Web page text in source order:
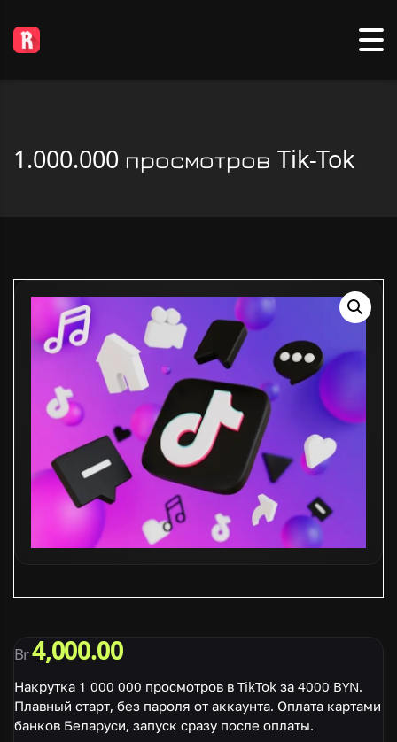
1.000.000 просмотров Tik-Tok
Br4,000.00
Накрутка 1 000 000 просмотров в TikTok за 4000 BYN.
Плавный старт, без пароля от аккаунта. Оплата картами
банков Беларуси, запуск сразу после оплаты.